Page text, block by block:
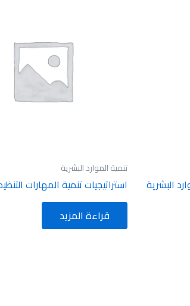
البشرية
تنمية الموارد البشرية
استراتيجيات تنمية المهارات
قراءة المزيد